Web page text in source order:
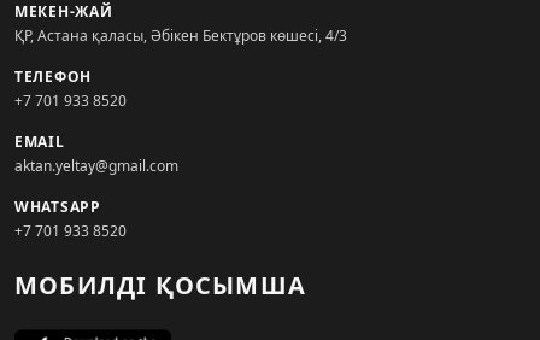
МЕКЕН-ЖАЙ
ҚР, Астана қаласы, Әбікен Бектұров көшесі, 4/3
ТЕЛЕФОН
+7 701 933 8520
EMAIL
aktan.yeltay@gmail.com
WHATSAPP
+7 701 933 8520
МОБИЛДІ ҚОСЫМША